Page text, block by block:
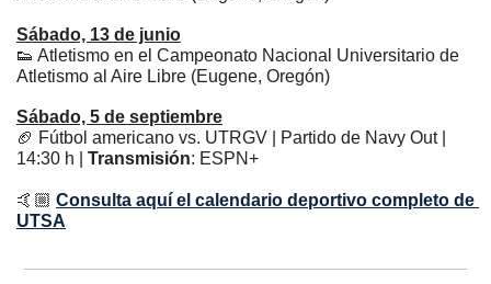
Sábado, 13 de junio
👟 Atletismo en el Campeonato Nacional Universitario de
Atletismo al Aire Libre (Eugene, Oregón)
Sábado, 5 de septiembre
🏈 Fútbol americano vs. UTRGV | Partido de Navy Out |
14:30 h | Transmisión: ESPN+
🤙🏼 Consulta aquí el calendario deportivo completo de
UTSA